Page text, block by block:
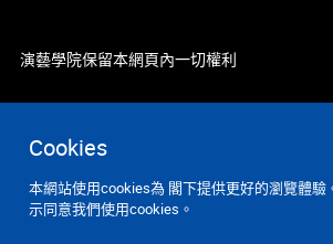
Cookies
本網站使用cookies為 閣下提供更好的瀏覽體驗
示同意我們使用cookies。
演藝學院保留本網頁內一切權利